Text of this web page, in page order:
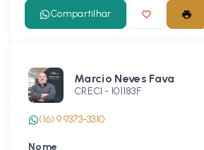
Compartilhar
Marcio Neves Fava
CRECI - 101183F
(16) 9 9373-3310
Nome